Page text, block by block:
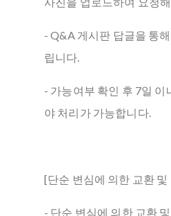
- Q&A 게시판 답글을 통
립니다.
- 가능여부 확인 후 7일 이
야 처리가 가능합니다.
[단순 변심에 의한 교환 및
- 단순 변심에 의한 교환